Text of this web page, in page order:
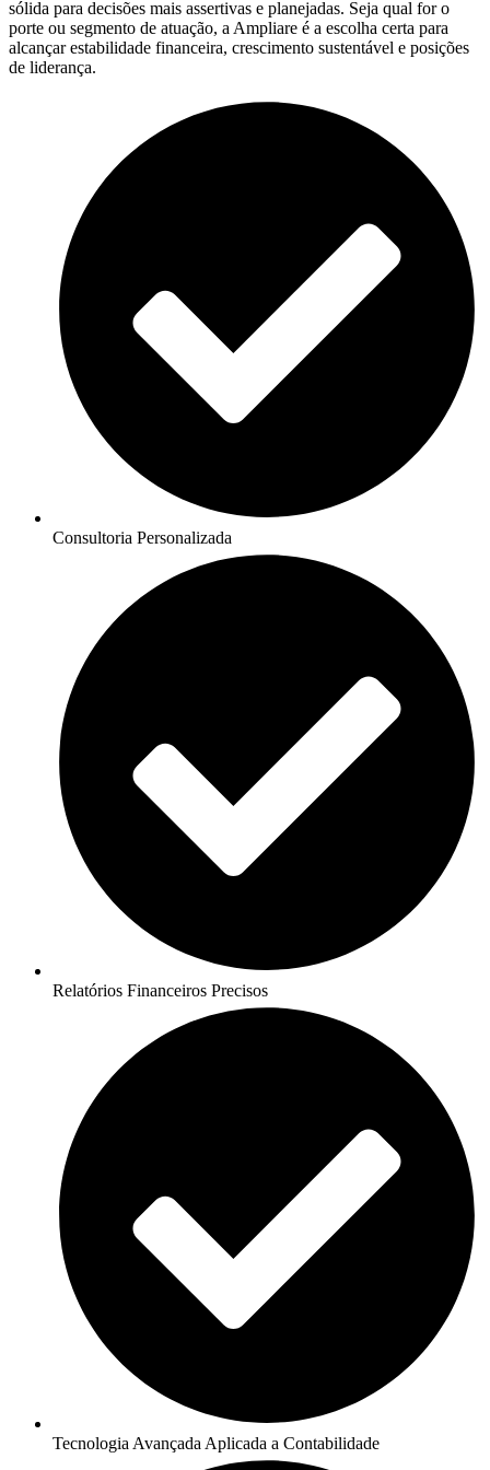
sólida para decisões mais assertivas e planejadas. Seja qual for o
porte ou segmento de atuação, a Ampliare é a escolha certa para
alcançar estabilidade financeira, crescimento sustentável e posições
de liderança.
Consultoria Personalizada
Relatórios Financeiros Precisos
Tecnologia Avançada Aplicada a Contabilidade